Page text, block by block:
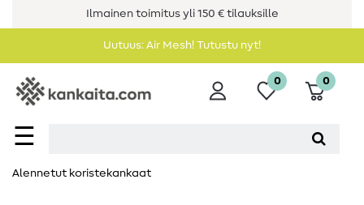
Ilmainen toimitus yli 150 € tilauksille
Uutuus: Air Mesh! Tutustu nyt!
☰
0 0
Alennetut koristekankaat